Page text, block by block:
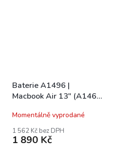
Baterie A1496 |
Macbook Air 13" (A1466
MID 2013 / EARLY 2014
/ EARLY 2015 / MID
2017)
Momentálně vyprodané
1 562 Kč bez DPH
1 890 Kč